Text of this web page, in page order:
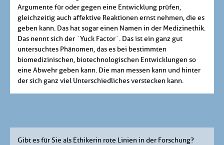
Argumente für oder gegen eine Entwicklung prüfen,
gleichzeitig auch affektive Reaktionen ernst nehmen, die es
geben kann. Das hat sogar einen Namen in der Medizinethik.
Das nennt sich der `Yuck Factor`. Das ist ein ganz gut
untersuchtes Phänomen, das es bei bestimmten
biomedizinischen, biotechnologischen Entwicklungen so
eine Abwehr geben kann. Die man messen kann und hinter
der sich ganz viel Unterschiedliches verstecken kann.
Gibt es für Sie als Ethikerin rote Linien in der Forschung?